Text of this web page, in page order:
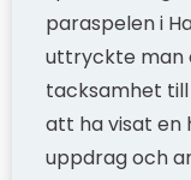
paraspelen i
uttryckte man
tacksamhet till
att ha visat en
uppdrag och